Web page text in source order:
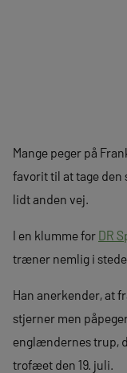
Mange peger på
favorit til at tage den
lidt anden vej.
I en klumme for DR
træner nemlig i
Han anerkender, at
stjerner men
englændernes trup,
trofæet den 19. juli.